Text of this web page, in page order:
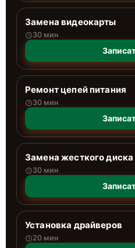
Замена видеокарты
30 мин
Ремонт цепей питания
30 мин
Замена жесткого диска
30 мин
Установка драйверов
20 мин